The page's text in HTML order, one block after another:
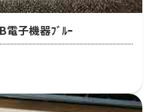
子機器ﾌﾞﾙｰ